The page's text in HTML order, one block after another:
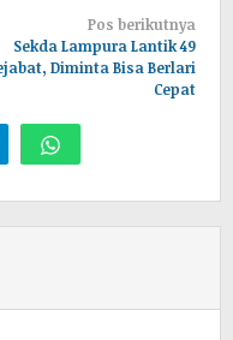
Pos berikutnya
Sekda Lampura Lantik 49
Diminta Bisa Berlari
Cepat